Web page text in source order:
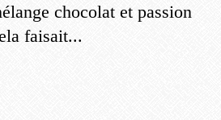
chocolat et passion
faisait...